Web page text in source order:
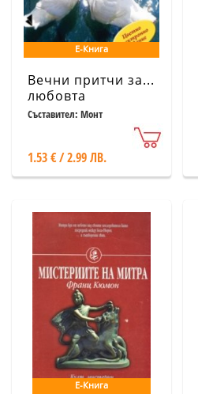
Е-Книга
Вечни притчи за...
любовта
Съставител: Монт
1.53 € / 2.99 ЛВ.
Е-Книга